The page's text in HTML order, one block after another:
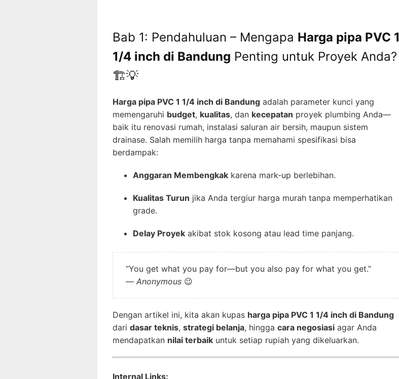
Bab 1: Pendahuluan – Mengapa Harga pipa PVC 1
1/4 inch di Bandung Penting untuk Proyek Anda?
🏗️💡
Harga pipa PVC 1 1/4 inch di Bandung adalah parameter kunci yang
memengaruhi budget, kualitas, dan kecepatan proyek plumbing Anda—
baik itu renovasi rumah, instalasi saluran air bersih, maupun sistem
drainase. Salah memilih harga tanpa memahami spesifikasi bisa
berdampak:
Anggaran Membengkak karena mark-up berlebihan.
Kualitas Turun jika Anda tergiur harga murah tanpa memperhatikan
grade.
Delay Proyek akibat stok kosong atau lead time panjang.
“You get what you pay for—but you also pay for what you get.”
— Anonymous 😉
Dengan artikel ini, kita akan kupas harga pipa PVC 1 1/4 inch di Bandung
dari dasar teknis, strategi belanja, hingga cara negosiasi agar Anda
mendapatkan nilai terbaik untuk setiap rupiah yang dikeluarkan.
Internal Links: